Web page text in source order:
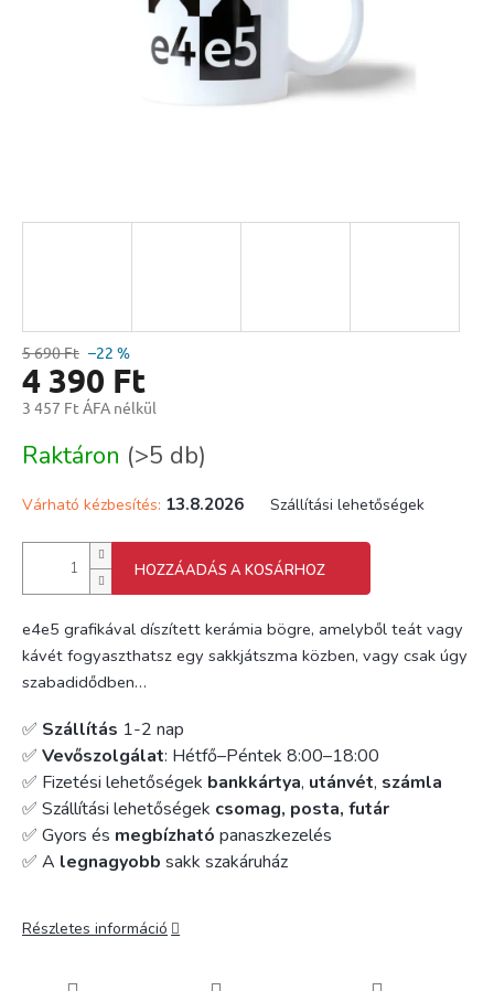
5 690 Ft –22 %
4 390 Ft
3 457 Ft ÁFA nélkül
Raktáron (>5 db)
Várható kézbesítés: 13.8.2026 Szállítási lehetőségek
HOZZÁADÁS A KOSÁRHOZ
e4e5 grafikával díszített kerámia bögre, amelyből teát vagy
kávét fogyaszthatsz egy sakkjátszma közben, vagy csak úgy
szabadidődben…
✅ Szállítás 1-2 nap
✅ Vevőszolgálat: Hétfő–Péntek 8:00–18:00
✅ Fizetési lehetőségek bankkártya, utánvét, számla
✅ Szállítási lehetőségek csomag, posta, futár
✅ Gyors és megbízható panaszkezelés
✅ A legnagyobb sakk szakáruház
Részletes információ